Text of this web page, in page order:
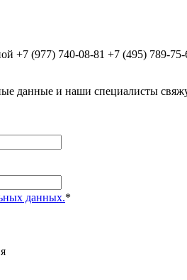
+7 (977) 740-08-81 +7 (495) 789-75-
данные и наши специалисты
данных.*